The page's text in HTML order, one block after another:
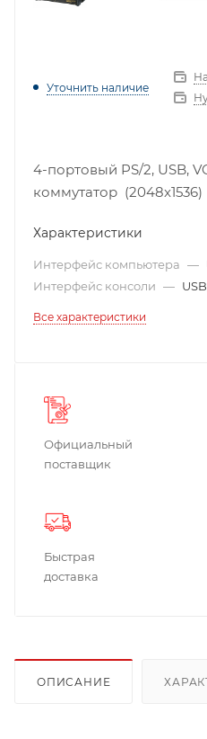
Уточнить наличие
4-портовый PS/2, USB,
коммутатор (2048x1536)
Характеристики
Интерфейс компьютера —
Интерфейс консоли —
Все характеристики
Официальный
поставщик
Быстрая
доставка
ОПИСАНИЕ